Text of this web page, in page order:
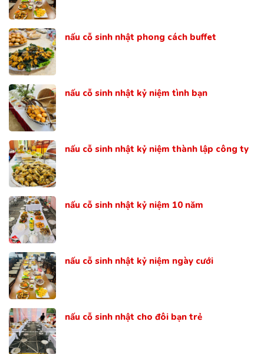
nấu cỗ sinh nhật phong cách buffet
nấu cỗ sinh nhật kỷ niệm tình bạn
nấu cỗ sinh nhật kỷ niệm thành lập công ty
nấu cỗ sinh nhật kỷ niệm 10 năm
nấu cỗ sinh nhật kỷ niệm ngày cưới
nấu cỗ sinh nhật cho đôi bạn trẻ